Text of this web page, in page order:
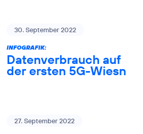
30. September 2022
INFOGRAFIK:
Datenverbrauch auf
der ersten 5G-Wiesn
27. September 2022